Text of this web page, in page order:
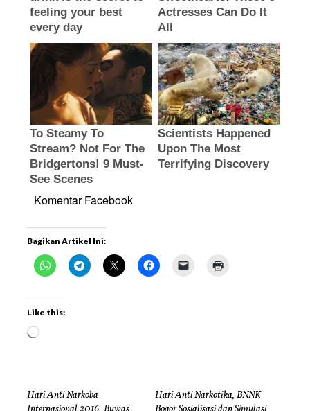
Komentar Facebook
Bagikan Artikel Ini:
Like this:
Hari Anti Narkoba
Hari Anti Narkotika, BNNK